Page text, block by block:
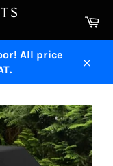
All price